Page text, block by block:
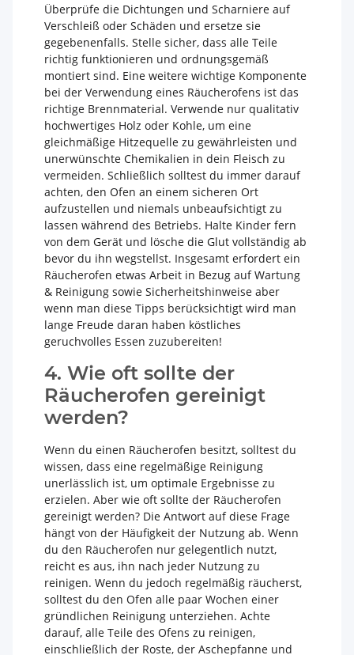
Überprüfe die Dichtungen und Scharniere auf
Verschleiß oder Schäden und ersetze sie
gegebenenfalls. Stelle sicher, dass alle Teile
richtig funktionieren und ordnungsgemäß
montiert sind. Eine weitere wichtige Komponente
bei der Verwendung eines Räucherofens ist das
richtige Brennmaterial. Verwende nur qualitativ
hochwertiges Holz oder Kohle, um eine
gleichmäßige Hitzequelle zu gewährleisten und
unerwünschte Chemikalien in dein Fleisch zu
vermeiden. Schließlich solltest du immer darauf
achten, den Ofen an einem sicheren Ort
aufzustellen und niemals unbeaufsichtigt zu
lassen während des Betriebs. Halte Kinder fern
von dem Gerät und lösche die Glut vollständig ab
bevor du ihn wegstellst. Insgesamt erfordert ein
Räucherofen etwas Arbeit in Bezug auf Wartung
& Reinigung sowie Sicherheitshinweise aber
wenn man diese Tipps berücksichtigt wird man
lange Freude daran haben köstliches
geruchvolles Essen zuzubereiten!
4. Wie oft sollte der
Räucherofen gereinigt
werden?
Wenn du einen Räucherofen besitzt, solltest du
wissen, dass eine regelmäßige Reinigung
unerlässlich ist, um optimale Ergebnisse zu
erzielen. Aber wie oft sollte der Räucherofen
gereinigt werden? Die Antwort auf diese Frage
hängt von der Häufigkeit der Nutzung ab. Wenn
du den Räucherofen nur gelegentlich nutzt,
reicht es aus, ihn nach jeder Nutzung zu
reinigen. Wenn du jedoch regelmäßig räucherst,
solltest du den Ofen alle paar Wochen einer
gründlichen Reinigung unterziehen. Achte
darauf, alle Teile des Ofens zu reinigen,
einschließlich der Roste, der Aschepfanne und